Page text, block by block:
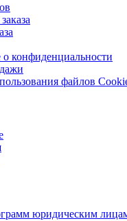
конфиденциальности
файлов
юридическим